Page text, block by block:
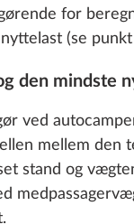
for
(se punkt
den mindste
ved
mellem den
stand og